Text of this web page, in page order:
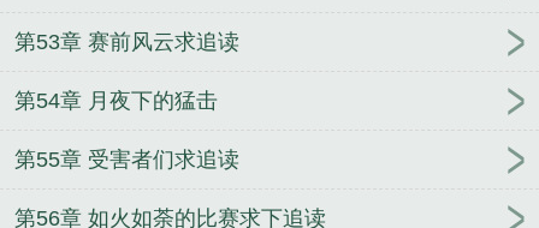
第53章 赛前风云求追读
第54章 月夜下的猛击
第55章 受害者们求追读
第56章 如火如荼的比赛求下追读